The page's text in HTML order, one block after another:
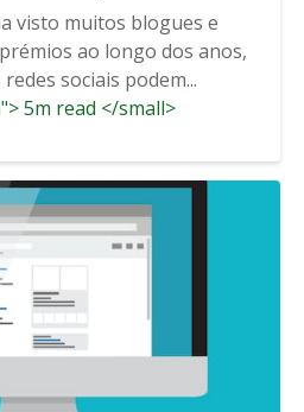
visto muitos blogues e
ao longo dos anos,
sociais podem...
5m read </small>